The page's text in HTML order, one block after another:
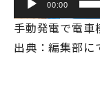
00:00
手動発電で電車
出典：編集部に